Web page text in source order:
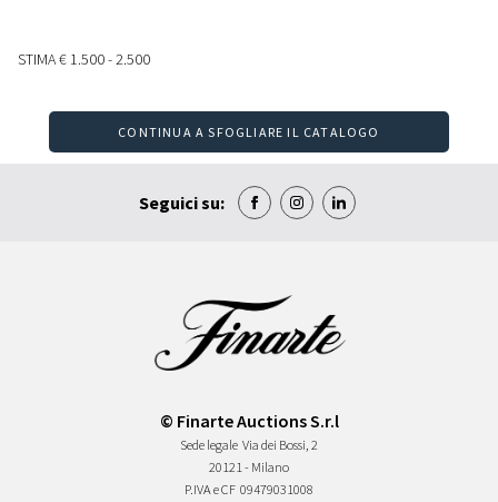
STIMA€ 1.500 - 2.500
CONTINUA A SFOGLIARE IL CATALOGO
Seguici su:
© Finarte Auctions S.r.l
Sede legale Via dei Bossi, 2
20121 - Milano
P.IVA e CF 09479031008